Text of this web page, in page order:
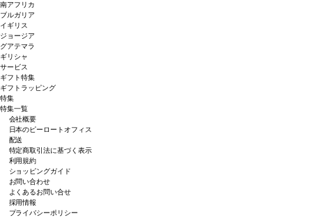
南アフリカ
ブルガリア
イギリス
ジョージア
グアテマラ
ギリシャ
サービス
ギフト特集
ギフトラッピング
特集
特集一覧
会社概要
日本のピーロートオフィス
配送
特定商取引法に基づく表示
利用規約
ショッピングガイド
お問い合わせ
よくあるお問い合せ
採用情報
プライバシーポリシー